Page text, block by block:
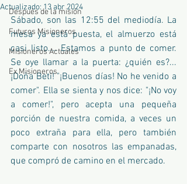
Después de la misión
Futuros Misioneros
Misioneros Actuales
Ex Misioneros
Actualizado: 13 abr 2024
Sábado, son las 12:55 del mediodía. La
mesa ya está puesta, el almuerzo está
casi listo.... Estamos a punto de comer.
Se oye llamar a la puerta: ¿quién es?...
¡Doña Beti! "¡Buenos días! No he venido a
comer". Ella se sienta y nos dice: "¡No voy
a comer!", pero acepta una pequeña
porción de nuestra comida, a veces un
poco extraña para ella, pero también
comparte con nosotros las empanadas,
que compró de camino en el mercado.